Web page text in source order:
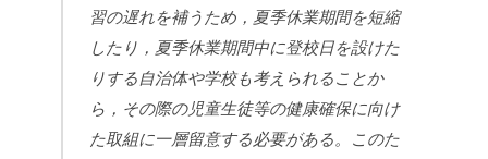
習の遅れを補うため，夏季休業期間を短縮
したり，夏季休業期間中に登校日を設けた
りする自治体や学校も考えられることか
ら，その際の児童生徒等の健康確保に向け
た取組に一層留意する必要がある。このた